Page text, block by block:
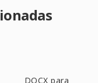
DOCX para